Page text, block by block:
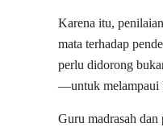
Karena itu,
mata terhadap
perlu didorong
—untuk melampaui
Guru madrasah dan